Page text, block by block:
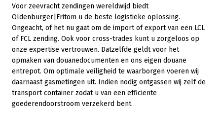
Voor zeevracht zendingen wereldwijd biedt
Oldenburger|Fritom u de beste logistieke oplossing.
Ongeacht, of het nu gaat om de import of export van een LCL
of FCL zending. Ook voor cross-trades kunt u zorgeloos op
onze expertise vertrouwen. Datzelfde geldt voor het
opmaken van douanedocumenten en ons eigen douane
entrepot. Om optimale veiligheid te waarborgen voeren wij
daarnaast gasmetingen uit. Indien nodig ontgassen wij zelf de
transport container zodat u van een efficiënte
goederendoorstroom verzekerd bent.